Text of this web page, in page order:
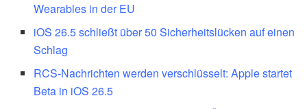
Wearables in der EU
iOS 26.5 schließt über 50 Sicherheitslücken auf einen
Schlag
RCS-Nachrichten werden verschlüsselt: Apple startet
Beta in iOS 26.5